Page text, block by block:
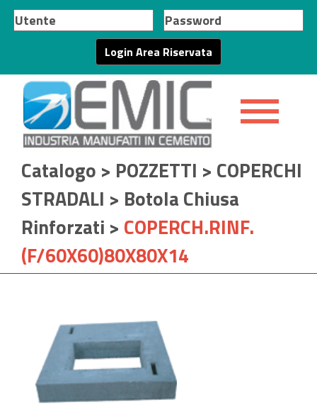
Catalogo > POZZETTI > COPERCHI
STRADALI > Botola Chiusa
Rinforzati > COPERCH.RINF.
(F/60X60)80X80X14